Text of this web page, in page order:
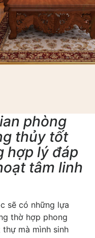
phòng
thủy tốt
hợp lý đáp
tâm linh
sẽ có những lựa
thờ hợp phong
mà mình sinh